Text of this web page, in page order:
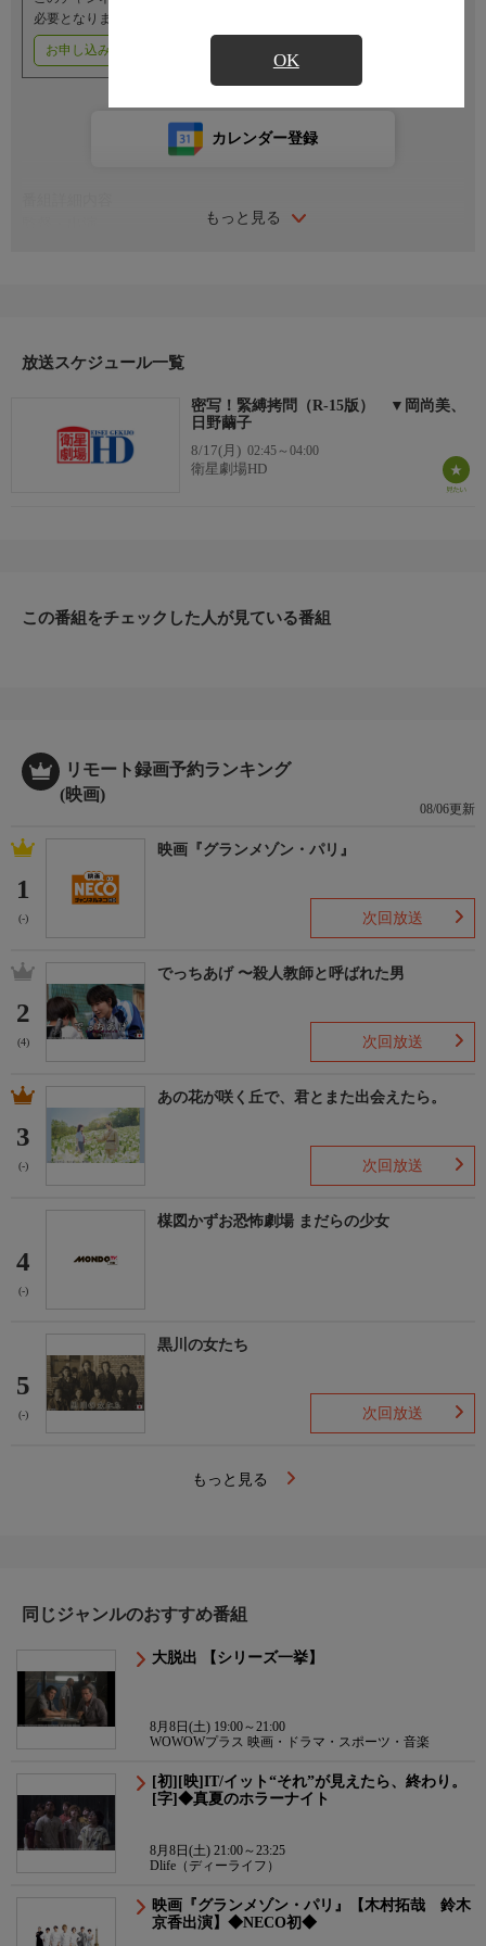
OK
必要となります。
お申し込みはこちら
もっと見る
カレンダー登録
土羅吉良、豊島六男、木南清
◆エンジェルナイト◆
大正末期から昭和にかけての物語。肺病の妻光子（日野）と二人
で旅回りの緊縛ショーを続けていた結城（野上）だったが、激務
放送スケジュール一覧
密写！緊縛拷問（R-15版） ▼岡尚美、
日野繭子
8/17(月) 02:45～04:00
衛星劇場HD
この番組をチェックした人が見ている番組
リモート録画予約ランキング
(映画)
08/06更新
1
(-)
映画『グランメゾン・パリ』
次回放送
2
(4)
でっちあげ 〜殺人教師と呼ばれた男
次回放送
3
(-)
あの花が咲く丘で、君とまた出会えたら。
次回放送
4
(-)
楳図かずお恐怖劇場 まだらの少女
5
(-)
黒川の女たち
次回放送
もっと見る
同じジャンルのおすすめ番組
大脱出 【シリーズ一挙】
8月8日(土) 19:00～21:00
WOWOWプラス 映画・ドラマ・スポーツ・音楽
[初][映]IT/イット“それ”が見えたら、終わり。
[字]◆真夏のホラーナイト
8月8日(土) 21:00～23:25
Dlife（ディーライフ）
映画『グランメゾン・パリ』【木村拓哉 鈴木
京香出演】◆NECO初◆